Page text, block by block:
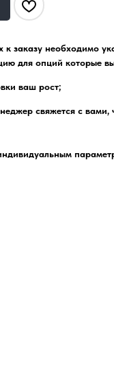
заказу необходимо
для опций которые
ваш рост;
свяжется с вами,